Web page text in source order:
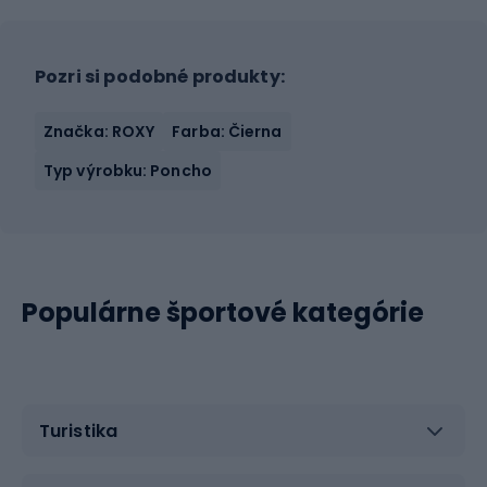
Pozri si podobné produkty:
Značka: ROXY
Farba: Čierna
Typ výrobku: Poncho
Populárne športové kategórie
Turistika